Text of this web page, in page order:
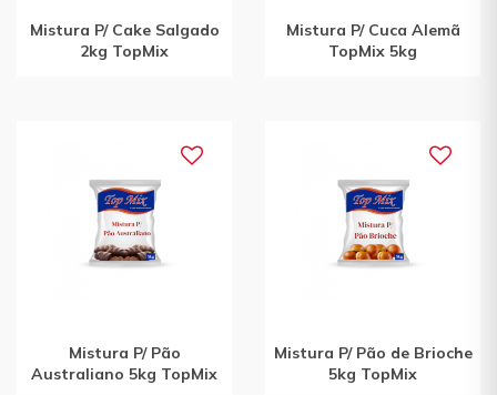
Mistura P/ Cake Salgado
2kg TopMix
Mistura P/ Cuca Alemã
TopMix 5kg
Mistura P/ Pão
Australiano 5kg TopMix
Mistura P/ Pão de Brioche
5kg TopMix